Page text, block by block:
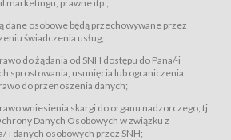
Serwisie,
konta użytkownika w Serwisie,
na odległość umów nabycia Karnetów i Biletów,
na odległość umów sprzedaży w Sklepie.
usług drogą elektroniczną (Dz.U. z 2002
zm.). Usługi świadczone są nieodpłatnie.
w Regulaminie dostęp do Serwisu jest otwarty dla
marketingu, prawne itp.;
dane osobowe będą przechowywane przez
świadczenia usług;
do żądania od SNH dostępu do Pana/-i
sprostowania, usunięcia lub ograniczenia
do przenoszenia danych;
wniesienia skargi do organu nadzorczego, tj.
Danych Osobowych w związku z
i danych osobowych przez SNH;